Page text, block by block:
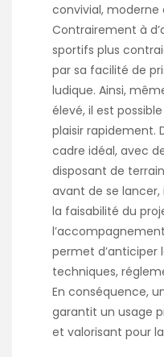
convivial, moderne
Contrairement à
sportifs plus
par sa facilité de
ludique. Ainsi,
élevé, il est
plaisir rapidement.
cadre idéal, avec
disposant de
avant de se lancer,
la faisabilité du
permet d’anticiper
techniques,
En conséquence,
garantit un usage
et valorisant pour